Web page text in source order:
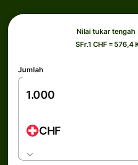
Nilai tukar tengah
SFr.1 CHF = 576,4
Jumlah
CHF